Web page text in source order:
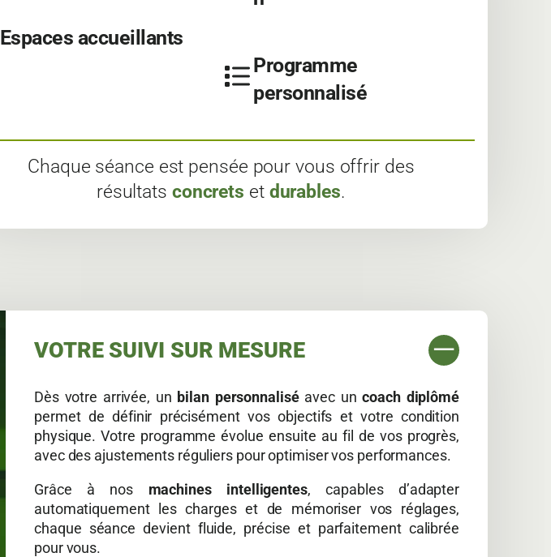
Espaces accueillants
Programme
personnalisé
Chaque séance est pensée pour vous offrir des
résultats concrets et durables.
VOTRE SUIVI SUR MESURE
Dès votre arrivée, un bilan personnaliséavec uncoach diplômé
permet de définir précisément vos objectifs et votre condition
physique. Votre programme évolue ensuite au fil de vos progrès,
avec des ajustements réguliers pour optimiser vos performances.
Grâce à nos machines intelligentes, capables d’adapter
automatiquement les charges et de mémoriser vos réglages,
chaque séance devient fluide, précise et parfaitement calibrée
pour vous.